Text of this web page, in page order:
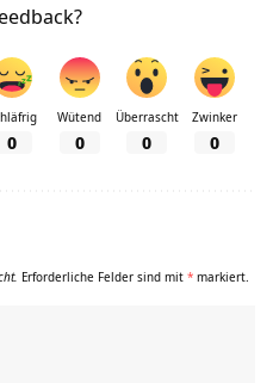
0
Wütend
0
Überrascht
0
Zwinker
0
Erforderliche Felder sind mit * markiert.